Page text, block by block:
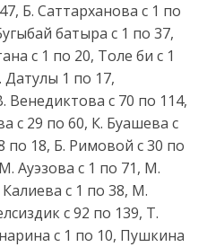
Б. Саттарханова с 1 по
батыра с 1 по 37,
с 1 по 20, Толе би с 1
Датулы 1 по 17,
Венедиктова с 70 по 114,
с 29 по 60, К. Буашева с
по 18, Б. Римовой с 30 по
Ауэзова с 1 по 71, М.
с 1 по 38, М.
с 92 по 139, Т.
с 1 по 10, Пушкина